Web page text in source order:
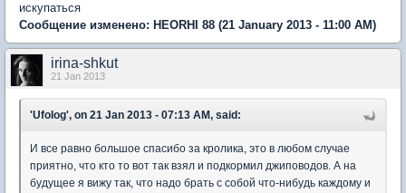
искупаться
Сообщение изменено: HEORHI 88 (21 January 2013 - 11:00 AM)
irina-shkut
21 Jan 2013
'Ufolog', on 21 Jan 2013 - 07:13 AM, said:
И все равно большое спасибо за кролика, это в любом случае
приятно, что кто то вот так взял и подкормил джиповодов. А на
будущее я вижу так, что надо брать с собой что-нибудь каждому и